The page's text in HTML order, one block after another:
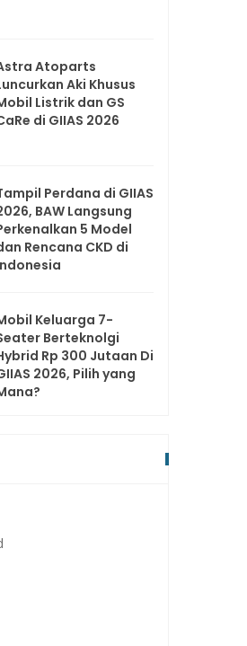
Atoparts
Aki Khusus
Listrik dan GS
di GIIAS 2026
Perdana di GIIAS
BAW Langsung
5 Model
Rencana CKD di
Keluarga 7-
Berteknolgi
Rp 300 Jutaan Di
2026, Pilih yang